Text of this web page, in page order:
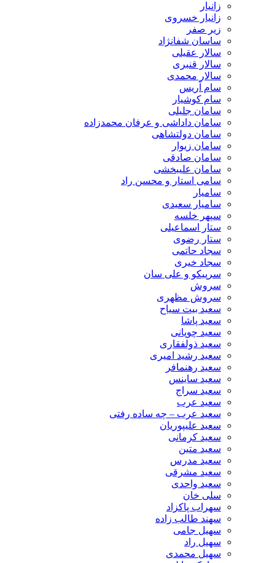
زانیار خسروی
زیر صفر
ساسان شفانژاد
سالار عقیلی
سالار قنبری
سالار محمدی
سام آریس
سام کوشیار
سامان جلیلی
سامان داداشی و عرفان محمدزاده
سامان دولتشاهی
سامان زیوار
سامان صادقی
سامان علیبخشی
سامی استار و محسن راد
سامیار
سامیار سعیدی
سپهر خلسه
ستار اسماعیلی
ستار رضوی
سجاد حاتمی
سجاد خیری
سرپیکو و علی سان
سروش
سروش مظهری
سعید بیت سیاح
سعید پاشا
سعید چوپانی
سعید ذولفقاری
سعید رشید امیری
سعید رهنمافر
سعید ساینس
سعید سراج
سعید عرب
سعید عرب – چه ساده رفتی
سعید علیپوریان
سعید کرمانی
سعید متین
سعید مدرس
سعید مشرقی
سعید واحدی
سلی خان
سهراب پاکزاد
سهند طالب زاده
سهیل جامی
سهیل راد
سهیل محمدی